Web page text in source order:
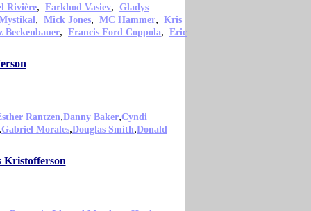
Rivière, Farkhod Vasiev, Gladys
, Mick Jones, MC Hammer, Kris
Beckenbauer, Francis Ford Coppola, Eric
Rantzen,Danny Baker,Cyndi
,Gabriel Morales,Douglas Smith,Donald
Kristofferson